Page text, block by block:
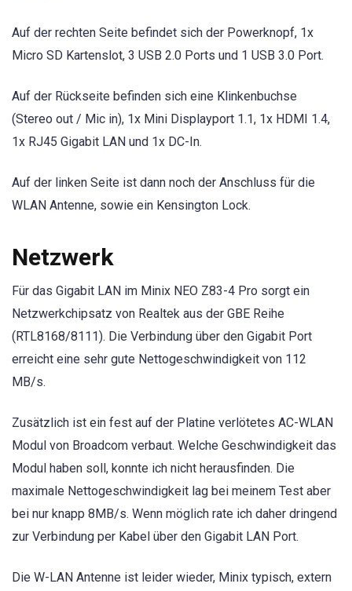
Auf der rechten Seite befindet sich der Powerknopf, 1x
Micro SD Kartenslot, 3 USB 2.0 Ports und 1 USB 3.0 Port.
Auf der Rückseite befinden sich eine Klinkenbuchse
(Stereo out / Mic in), 1x Mini Displayport 1.1, 1x HDMI 1.4,
1x RJ45 Gigabit LAN und 1x DC-In.
Auf der linken Seite ist dann noch der Anschluss für die
WLAN Antenne, sowie ein Kensington Lock.
Netzwerk
Für das Gigabit LAN im Minix NEO Z83-4 Pro sorgt ein
Netzwerkchipsatz von Realtek aus der GBE Reihe
(RTL8168/8111). Die Verbindung über den Gigabit Port
erreicht eine sehr gute Nettogeschwindigkeit von 112
MB/s.
Zusätzlich ist ein fest auf der Platine verlötetes AC-WLAN
Modul von Broadcom verbaut. Welche Geschwindigkeit das
Modul haben soll, konnte ich nicht herausfinden. Die
maximale Nettogeschwindigkeit lag bei meinem Test aber
bei nur knapp 8MB/s. Wenn möglich rate ich daher dringend
zur Verbindung per Kabel über den Gigabit LAN Port.
Die W-LAN Antenne ist leider wieder, Minix typisch, extern